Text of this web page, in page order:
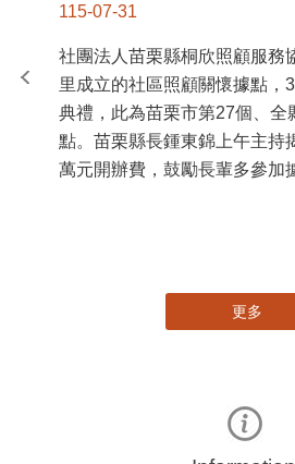
115-07-31
社團法人苗栗縣桐欣照顧服務
里成立的社區照顧關懷據點，
典禮，此為苗栗市第27個、全
點。苗栗縣長鍾東錦上午主持
萬元開辦費，鼓勵長輩多參加
更多